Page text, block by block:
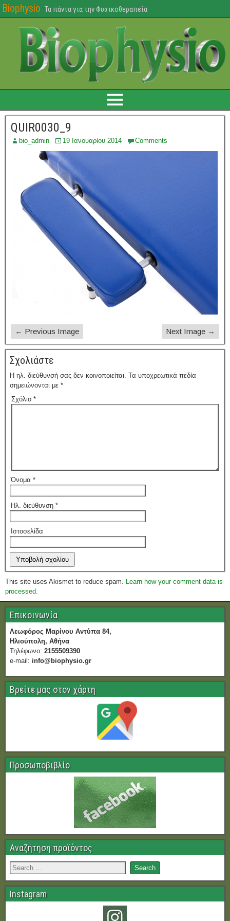
Biophysio Τα πάντα για την Φυσικοθεραπεία
QUIR0030_9
bio_admin 19 Ιανουαρίου 2014 Comments
← Previous Image Next Image →
Σχολιάστε
Η ηλ. διεύθυνσή σας δεν κοινοποιείται. Τα υποχρεωτικά πεδία
σημειώνονται με *
Σχόλιο *
Όνομα *
Ηλ. διεύθυνση *
Ιστοσελίδα
This site uses Akismet to reduce spam. Learn how your comment data is
processed.
Επικοινωνία
Λεωφόρος Μαρίνου Αντύπα 84,
Ηλιούπολη, Αθήνα
Τηλέφωνο: 2155509390
e-mail: info@biophysio.gr
Βρείτε μας στον χάρτη
Προσωποβιβλίο
Αναζήτηση προϊόντος
Instagram